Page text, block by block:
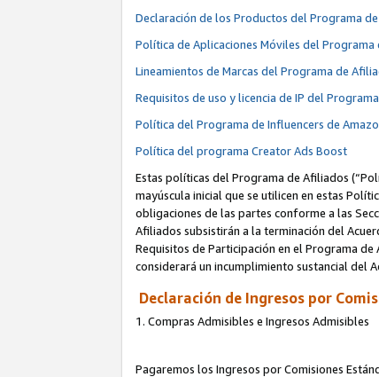
Declaración de los Productos del Programa
Política de Aplicaciones Móviles del Programa
Lineamientos de Marcas del Programa de
Requisitos de uso y licencia de IP del
Política del Programa de Influencers de
Política del programa Creator Ads Boost
Estas políticas del Programa de Afiliados
mayúscula inicial que se utilicen en estas
obligaciones de las partes conforme a las
Afiliados subsistirán a la terminación del
Requisitos de Participación en el Programa
considerará un incumplimiento sustancial del
Declaración de Ingresos por
1. Compras Admisibles e Ingresos Admisibles
Pagaremos los Ingresos por Comisiones